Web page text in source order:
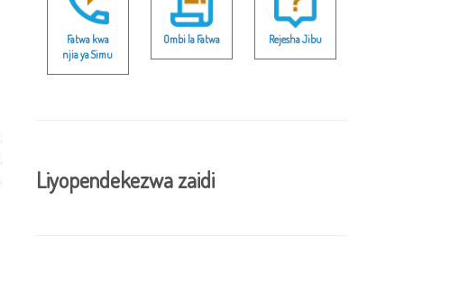
Fatwa kwa
njia ya Simu
Ombi la Fatwa Rejesha Jibu
Liyopendekezwa zaidi